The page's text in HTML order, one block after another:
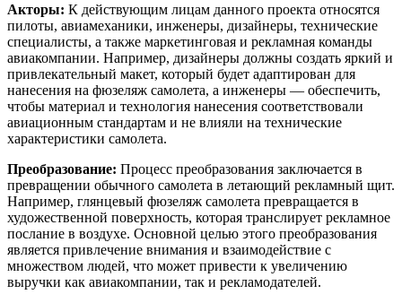
Акторы: К действующим лицам данного проекта относятся
пилоты, авиамеханики, инженеры, дизайнеры, технические
специалисты, а также маркетинговая и рекламная команды
авиакомпании. Например, дизайнеры должны создать яркий и
привлекательный макет, который будет адаптирован для
нанесения на фюзеляж самолета, а инженеры — обеспечить,
чтобы материал и технология нанесения соответствовали
авиационным стандартам и не влияли на технические
характеристики самолета.
Преобразование: Процесс преобразования заключается в
превращении обычного самолета в летающий рекламный щит.
Например, глянцевый фюзеляж самолета превращается в
художественной поверхность, которая транслирует рекламное
послание в воздухе. Основной целью этого преобразования
является привлечение внимания и взаимодействие с
множеством людей, что может привести к увеличению
выручки как авиакомпании, так и рекламодателей.